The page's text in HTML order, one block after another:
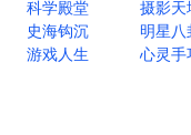
科学殿堂
摄影天
史海钩沉
明星八
游戏人生
心灵手